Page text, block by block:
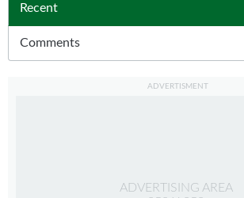
Recent
Comments
ADVERTISMENT
ADVERTISING AREA